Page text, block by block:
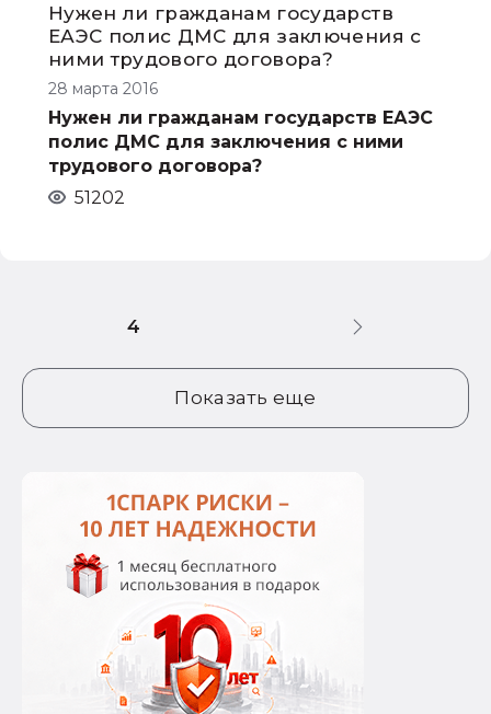
Нужен ли гражданам государств
ЕАЭС полис ДМС для заключения с
ними трудового договора?
28 марта 2016
Нужен ли гражданам государств ЕАЭС
полис ДМС для заключения с ними
трудового договора?
51202
Показать еще
4